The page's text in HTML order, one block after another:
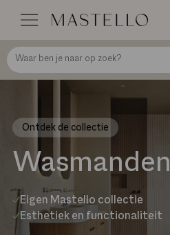
inhoud
Ontdek de collectie
Wasmanden
Eigen Mastello collectie
Esthetiek en functionaliteit